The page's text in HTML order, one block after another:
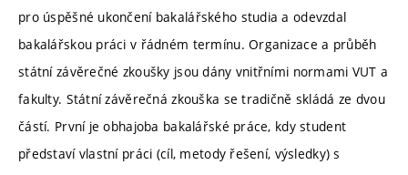
pro úspěšné ukončení bakalářského studia a odevzdal
bakalářskou práci v řádném termínu. Organizace a průběh
státní závěrečné zkoušky jsou dány vnitřními normami VUT a
fakulty. Státní závěrečná zkouška se tradičně skládá ze dvou
částí. První je obhajoba bakalářské práce, kdy student
představí vlastní práci (cíl, metody řešení, výsledky) s